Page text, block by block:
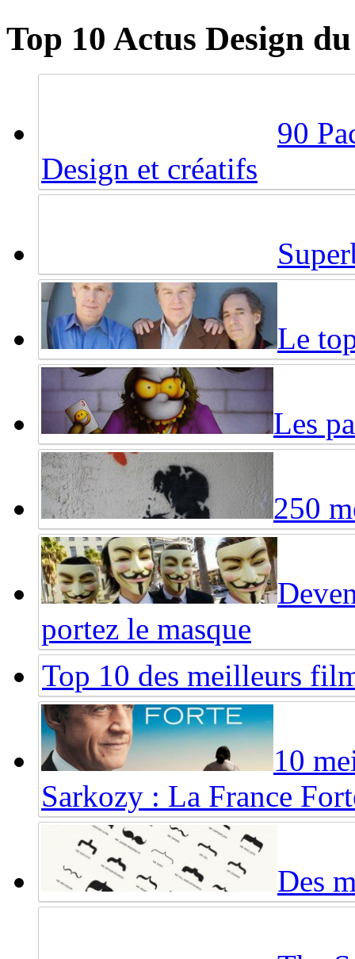
Top 10 Actus Design
90
Design et créatifs
Le
Les
250
portez le masque
Top 10 des meilleurs
10
Sarkozy : La France
Des